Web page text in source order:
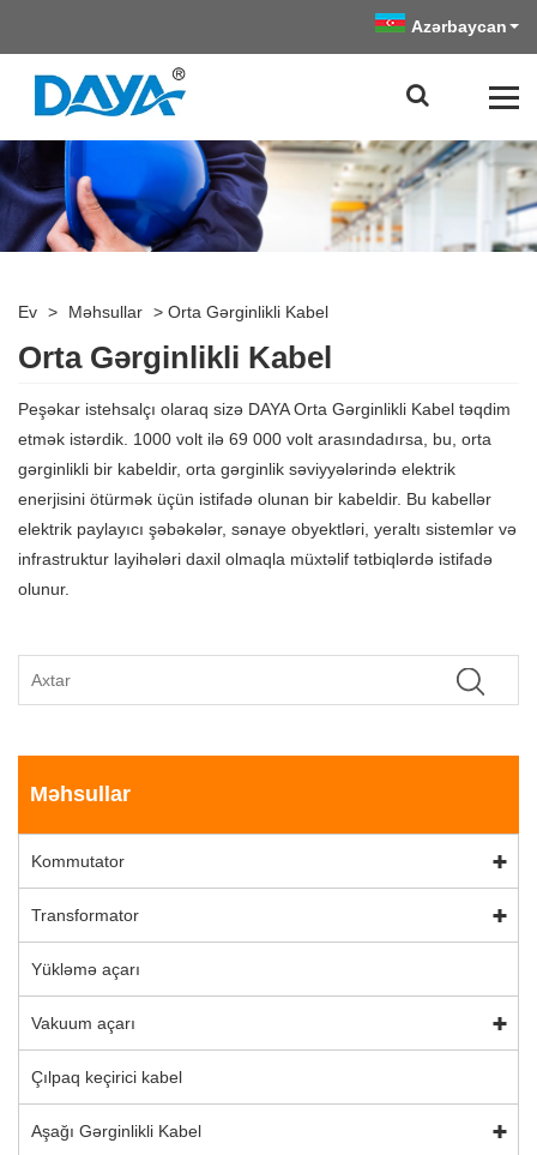
Azərbaycan
Ev > Məhsullar > Orta Gərginlikli Kabel
Orta Gərginlikli Kabel
Peşəkar istehsalçı olaraq sizə DAYA Orta Gərginlikli Kabel təqdim
etmək istərdik. 1000 volt ilə 69 000 volt arasındadırsa, bu, orta
gərginlikli bir kabeldir, orta gərginlik səviyyələrində elektrik
enerjisini ötürmək üçün istifadə olunan bir kabeldir. Bu kabellər
elektrik paylayıcı şəbəkələr, sənaye obyektləri, yeraltı sistemlər və
infrastruktur layihələri daxil olmaqla müxtəlif tətbiqlərdə istifadə
olunur.
Məhsullar
Kommutator
Transformator
Yükləmə açarı
Vakuum açarı
Çılpaq keçirici kabel
Aşağı Gərginlikli Kabel